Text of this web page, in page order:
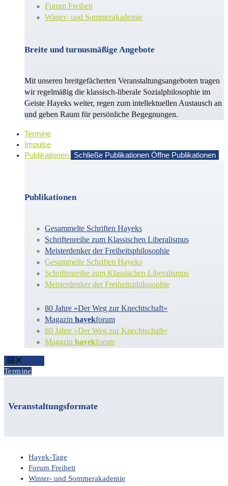
Forum Freiheit
Winter- und Sommerakademie
Breite und turnusmäßige Angebote
Mit unseren breitgefächerten Veranstaltungsangeboten tragen
wir regelmäßig die klassisch-liberale Sozialphilosophie im
Geiste Hayeks weiter, regen zum intellektuellen Austausch an
und geben Raum für persönliche Begegnungen.
Termine
Impulse
Publikationen
Schließe Publikationen Öffne Publikationen
Publikationen
Gesammelte Schriften Hayeks
Schriftenreihe zum Klassischen Liberalismus
Meisterdenker der Freiheitsphilosophie
Gesammelte Schriften Hayeks
Schriftenreihe zum Klassischen Liberalismus
Meisterdenker der Freiheitsphilosophie
80 Jahre »Der Weg zur Knechtschaft«
Magazin hayekforum
80 Jahre »Der Weg zur Knechtschaft«
Magazin hayekforum
Termine
Veranstaltungsformate
Hayek-Tage
Forum Freiheit
Winter- und Sommerakademie